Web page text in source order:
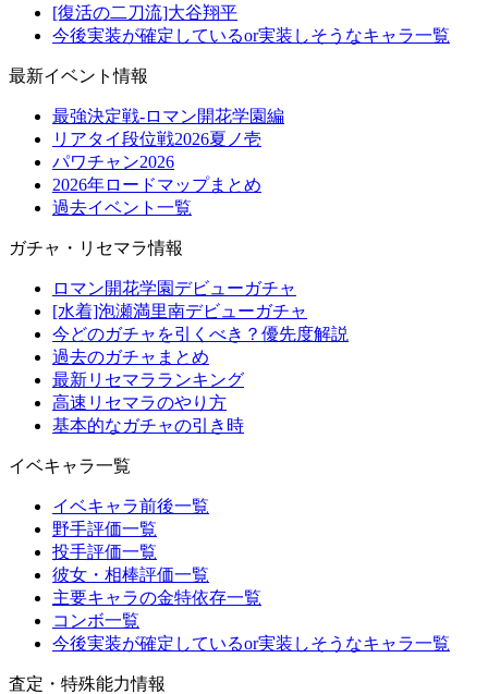
[復活の二刀流]大谷翔平
今後実装が確定しているor実装しそうなキャラ一覧
最新イベント情報
最強決定戦-ロマン開花学園編
リアタイ段位戦2026夏ノ壱
パワチャン2026
2026年ロードマップまとめ
過去イベント一覧
ガチャ・リセマラ情報
ロマン開花学園デビューガチャ
[水着]泡瀬満里南デビューガチャ
今どのガチャを引くべき？優先度解説
過去のガチャまとめ
最新リセマラランキング
高速リセマラのやり方
基本的なガチャの引き時
イベキャラ一覧
イベキャラ前後一覧
野手評価一覧
投手評価一覧
彼女・相棒評価一覧
主要キャラの金特依存一覧
コンボ一覧
今後実装が確定しているor実装しそうなキャラ一覧
査定・特殊能力情報